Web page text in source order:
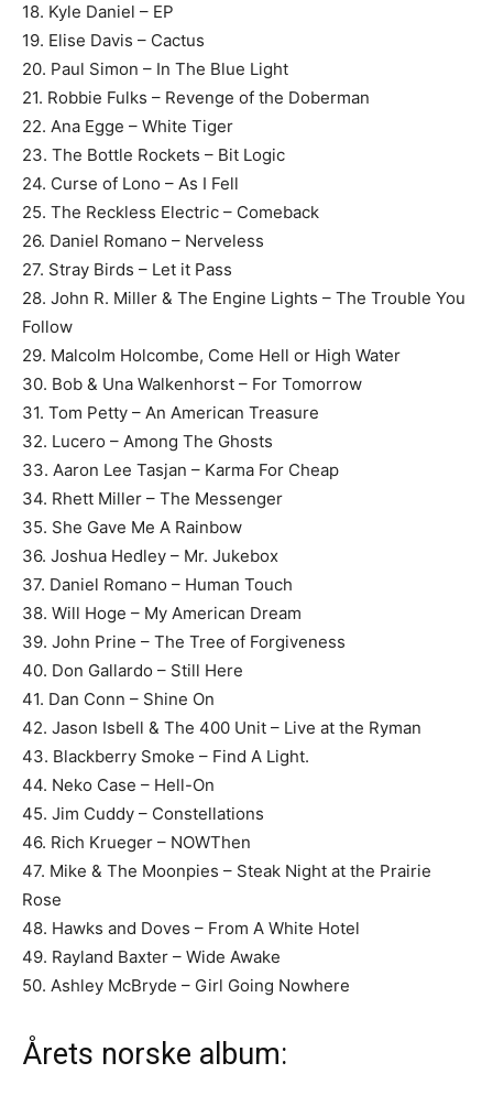
18. Kyle Daniel – EP
19. Elise Davis – Cactus
20. Paul Simon – In The Blue Light
21. Robbie Fulks – Revenge of the Doberman
22. Ana Egge – White Tiger
23. The Bottle Rockets – Bit Logic
24. Curse of Lono – As I Fell
25. The Reckless Electric – Comeback
26. Daniel Romano – Nerveless
27. Stray Birds – Let it Pass
28. John R. Miller & The Engine Lights – The Trouble You
Follow
29. Malcolm Holcombe, Come Hell or High Water
30. Bob & Una Walkenhorst – For Tomorrow
31. Tom Petty – An American Treasure
32. Lucero – Among The Ghosts
33. Aaron Lee Tasjan – Karma For Cheap
34. Rhett Miller – The Messenger
35. She Gave Me A Rainbow
36. Joshua Hedley – Mr. Jukebox
37. Daniel Romano – Human Touch
38. Will Hoge – My American Dream
39. John Prine – The Tree of Forgiveness
40. Don Gallardo – Still Here
41. Dan Conn – Shine On
42. Jason Isbell & The 400 Unit – Live at the Ryman
43. Blackberry Smoke – Find A Light.
44. Neko Case – Hell-On
45. Jim Cuddy – Constellations
46. Rich Krueger – NOWThen
47. Mike & The Moonpies – Steak Night at the Prairie
Rose
48. Hawks and Doves – From A White Hotel
49. Rayland Baxter – Wide Awake
50. Ashley McBryde – Girl Going Nowhere
Årets norske album: